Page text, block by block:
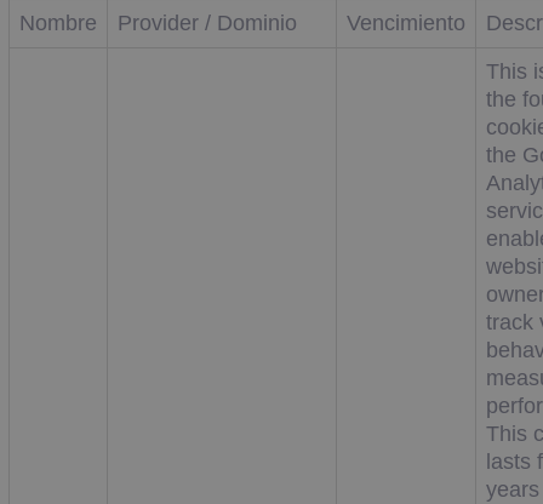
Nombre Provider / Dominio Vencimiento
This
the
the
track
This
lasts